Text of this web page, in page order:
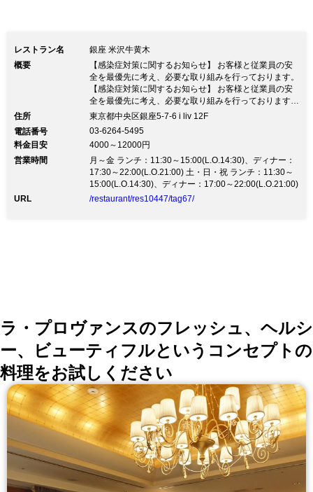
レストラン名
銀座 米沢牛黄木
概要
【感染症対策に関するお知らせ】 お客様と従業員の安
全を最優先に考え、必要な取り組みを行っております。
【感染症対策に関するお知らせ】 お客様と従業員の安
全を最優先に考え、必要な取り組みを行っております。
【お客様へのお願い】 新型ウイルス感染拡大防止対策
い申し上げます。 ①ご入店時 ご入店時(途中入店も含
む)に手指の消毒と検温をお願い致します。 ②お席に関
して ランチタイムは60分制、ディナータイムは120分
制とさせていただきます。 ③料理提供 全ての料理を
個々のお皿にて提供させていただきます。
住所
東京都中央区銀座5-7-6 i liv 12F
電話番号
03-6264-5495
料金目安
4000～12000円
営業時間
月～金 ランチ：11:30～15:00(L.O.14:30)、ディナー：
17:30～22:00(L.O.21:00) 土・日・祝 ランチ：11:30～
15:00(L.O.14:30)、ディナー：17:00～22:00(L.O.21:00)
URL
/restaurant/res10447/tag67/
ラ・プロヴァンスのフレッシュ、ヘルシ
ー、ビューティフルというコンセプトの
料理をお試しください